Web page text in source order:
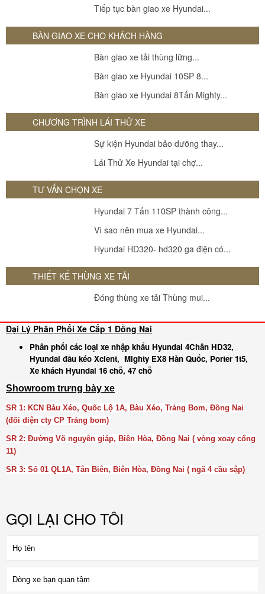
Tiếp tục bàn giao xe Hyundai...
BÀN GIAO XE CHO KHÁCH HÀNG
Bàn giao xe tải thùng lững...
Bàn giao xe Hyundai 10SP 8...
Bàn giao xe Hyundai 8Tấn Mighty...
CHƯƠNG TRÌNH LÁI THỬ XE
Sự kiện Hyundai bảo dưỡng thay...
Lái Thử Xe Hyundai tại chợ...
TƯ VẤN CHỌN XE
Hyundai 7 Tấn 110SP thành công...
Vì sao nên mua xe Hyundai...
Hyundai HD320- hd320 ga điện có...
THIẾT KẾ THÙNG XE TẢI
Đóng thùng xe tải Thùng mui...
Đại Lý Phân Phối Xe Cấp 1 Đồng Nai
Phân phối các loại xe nhập khẩu Hyundai 4Chân HD32,
Hyundai đầu kéo Xcient, Mighty EX8 Hàn Quốc, Porter 1t5,
Xe khách Hyundai 16 chỗ, 47 chỗ
Showroom trưng bày xe
SR 1: KCN Bàu Xéo, Quốc Lộ 1A, Bàu Xéo, Trảng Bom, Đồng Nai
(đối diện cty CP Trảng bom)
SR 2: Đường Võ nguyên giáp, Biên Hòa, Đồng Nai ( vòng xoay cổng
11)
SR 3: Số 01 QL1A, Tân Biên, Biên Hòa, Đồng Nai ( ngã 4 cầu sập)
GỌI LẠI CHO TÔI